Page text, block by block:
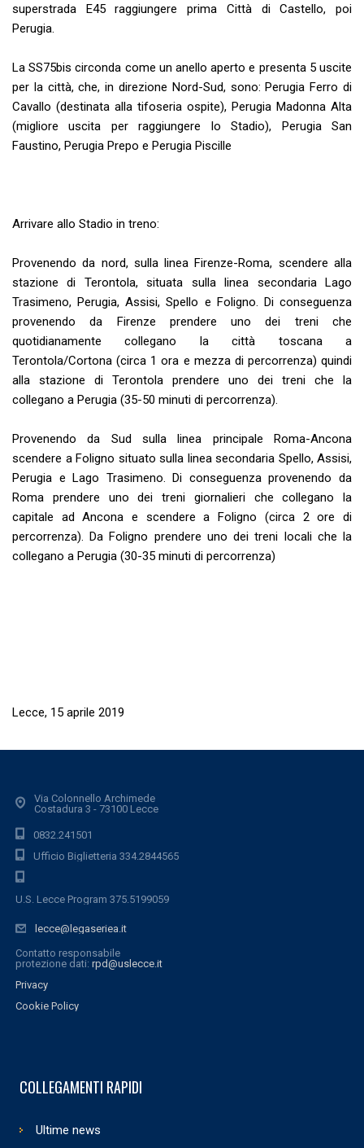
superstrada E45 raggiungere prima Città di Castello, poi
Perugia.
La SS75bis circonda come un anello aperto e presenta 5 uscite
per la città, che, in direzione Nord-Sud, sono: Perugia Ferro di
Cavallo (destinata alla tifoseria ospite), Perugia Madonna Alta
(migliore uscita per raggiungere lo Stadio), Perugia San
Faustino, Perugia Prepo e Perugia Piscille
Arrivare allo Stadio in treno:
Provenendo da nord, sulla linea Firenze-Roma, scendere alla
stazione di Terontola, situata sulla linea secondaria Lago
Trasimeno, Perugia, Assisi, Spello e Foligno. Di conseguenza
provenendo da Firenze prendere uno dei treni che
quotidianamente collegano la città toscana a
Terontola/Cortona (circa 1 ora e mezza di percorrenza) quindi
alla stazione di Terontola prendere uno dei treni che la
collegano a Perugia (35-50 minuti di percorrenza).
Provenendo da Sud sulla linea principale Roma-Ancona
scendere a Foligno situato sulla linea secondaria Spello, Assisi,
Perugia e Lago Trasimeno. Di conseguenza provenendo da
Roma prendere uno dei treni giornalieri che collegano la
capitale ad Ancona e scendere a Foligno (circa 2 ore di
percorrenza). Da Foligno prendere uno dei treni locali che la
collegano a Perugia (30-35 minuti di percorrenza)
Lecce, 15 aprile 2019
Via Colonnello Archimede
Costadura 3 - 73100 Lecce
0832.241501
Ufficio Biglietteria 334.2844565
U.S. Lecce Program 375.5199059
lecce@legaseriea.it
Contatto responsabile
protezione dati: rpd@uslecce.it
Privacy
Cookie Policy
COLLEGAMENTI RAPIDI
Ultime news